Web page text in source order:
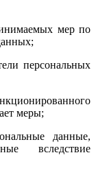
мер по
персональных
меры;
данные,
вследствие